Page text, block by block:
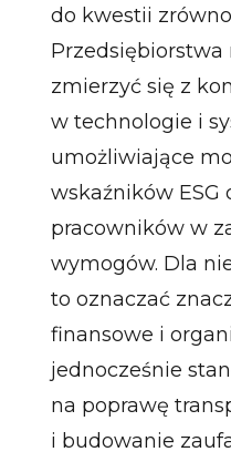
do kwestii
zmierzyć się z
w technologie i
umożliwiające
wskaźników ESG
pracowników w
wymogów. Dla
to oznaczać
finansowe i
jednocześnie
na poprawę
i budowanie